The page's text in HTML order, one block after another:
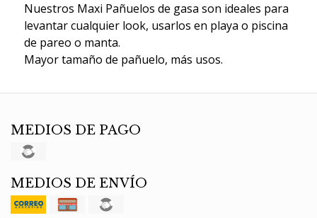
Nuestros Maxi Pañuelos de gasa son ideales para
levantar cualquier look, usarlos en playa o piscina
de pareo o manta.
Mayor tamaño de pañuelo, más usos.
MEDIOS DE PAGO
MEDIOS DE ENVÍO